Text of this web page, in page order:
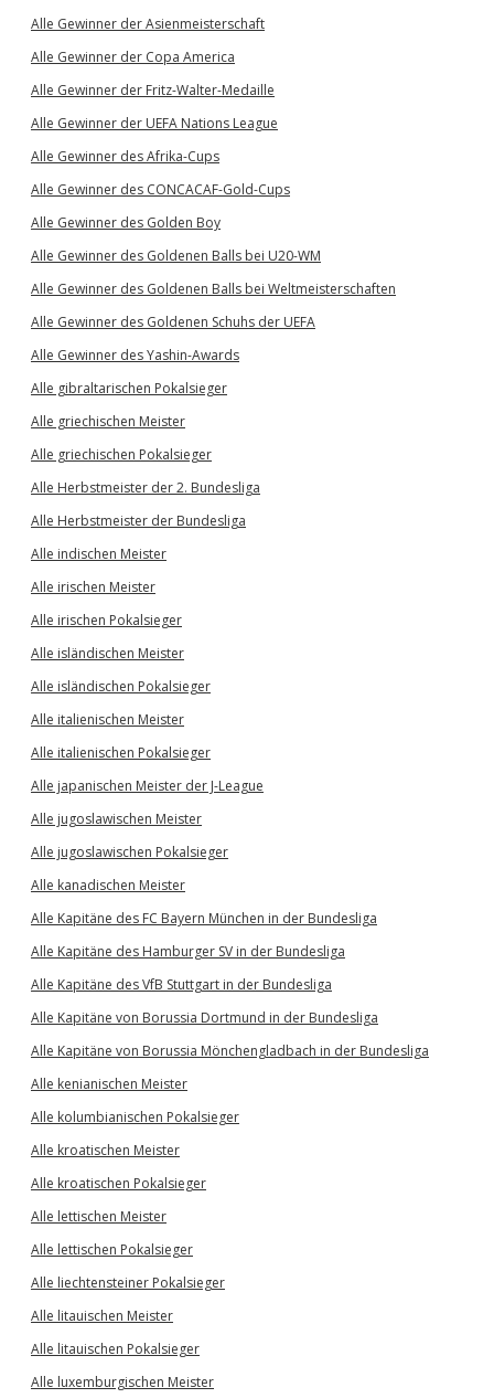
Alle Gewinner der Asienmeisterschaft
Alle Gewinner der Copa America
Alle Gewinner der Fritz-Walter-Medaille
Alle Gewinner der UEFA Nations League
Alle Gewinner des Afrika-Cups
Alle Gewinner des CONCACAF-Gold-Cups
Alle Gewinner des Golden Boy
Alle Gewinner des Goldenen Balls bei U20-WM
Alle Gewinner des Goldenen Balls bei Weltmeisterschaften
Alle Gewinner des Goldenen Schuhs der UEFA
Alle Gewinner des Yashin-Awards
Alle gibraltarischen Pokalsieger
Alle griechischen Meister
Alle griechischen Pokalsieger
Alle Herbstmeister der 2. Bundesliga
Alle Herbstmeister der Bundesliga
Alle indischen Meister
Alle irischen Meister
Alle irischen Pokalsieger
Alle isländischen Meister
Alle isländischen Pokalsieger
Alle italienischen Meister
Alle italienischen Pokalsieger
Alle japanischen Meister der J-League
Alle jugoslawischen Meister
Alle jugoslawischen Pokalsieger
Alle kanadischen Meister
Alle Kapitäne des FC Bayern München in der Bundesliga
Alle Kapitäne des Hamburger SV in der Bundesliga
Alle Kapitäne des VfB Stuttgart in der Bundesliga
Alle Kapitäne von Borussia Dortmund in der Bundesliga
Alle Kapitäne von Borussia Mönchengladbach in der Bundesliga
Alle kenianischen Meister
Alle kolumbianischen Pokalsieger
Alle kroatischen Meister
Alle kroatischen Pokalsieger
Alle lettischen Meister
Alle lettischen Pokalsieger
Alle liechtensteiner Pokalsieger
Alle litauischen Meister
Alle litauischen Pokalsieger
Alle luxemburgischen Meister